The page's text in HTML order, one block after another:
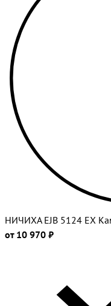
НИЧИХА EJB 5124 EX
от 10 970 ₽